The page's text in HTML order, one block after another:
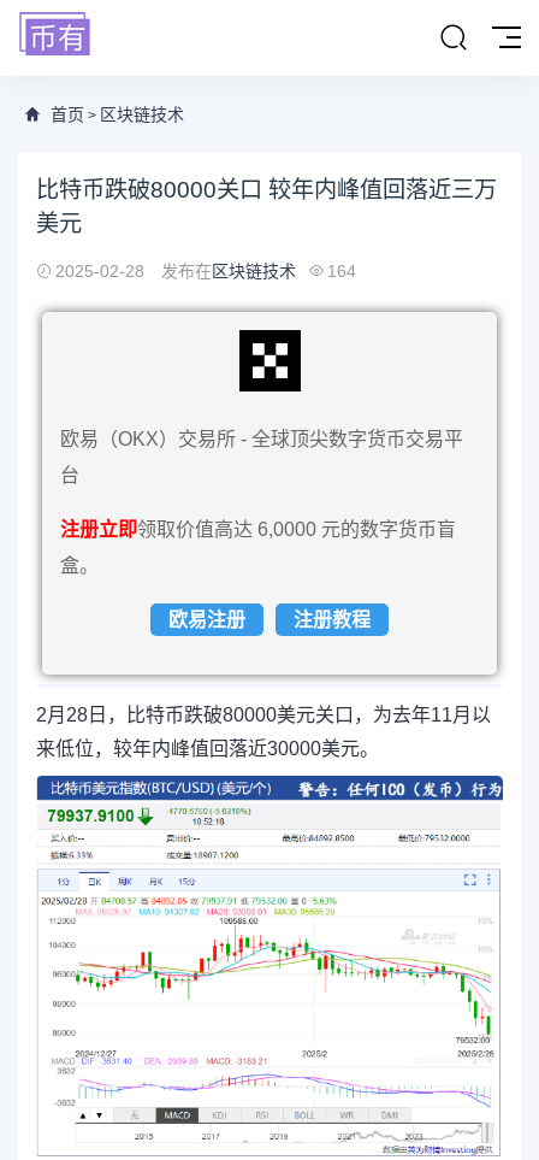
首页 > 区块链技术
比特币跌破80000关口 较年内峰值回落近三万
美元
2025-02-28 发布在区块链技术 164
欧易（OKX）交易所 - 全球顶尖数字货币交易平
台
注册立即领取价值高达 6,0000 元的数字货币盲
盒。
欧易注册 注册教程
2月28日，比特币跌破80000美元关口，为去年11月以
来低位，较年内峰值回落近30000美元。